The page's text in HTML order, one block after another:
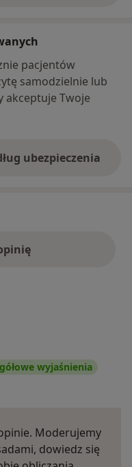
pacjentów
samodzielnie lub
akceptuje Twoje
ubezpieczenia
wyjaśnienia
Moderujemy
dowiedz się